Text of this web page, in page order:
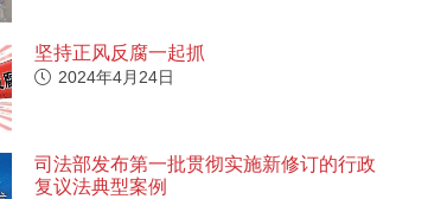
坚持正风反腐一起抓
2024年4月24日
司法部发布第一批贯彻实施新修订的行政
复议法典型案例